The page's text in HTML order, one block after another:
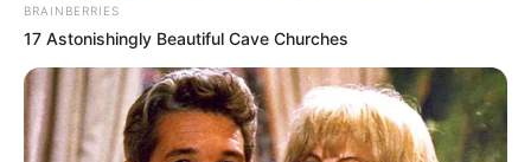
MANTÉNGASE EN ALERTA
BRAINBERRIES
17 Astonishingly Beautiful Cave Churches